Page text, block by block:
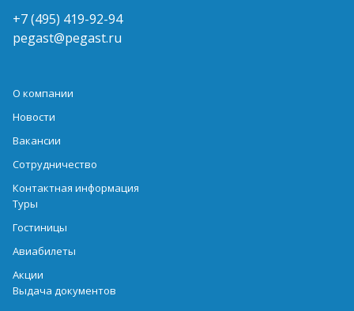
+7 (495) 419-92-94
pegast@pegast.ru
О компании
Новости
Вакансии
Сотрудничество
Контактная информация
Туры
Гостиницы
Авиабилеты
Акции
Выдача документов